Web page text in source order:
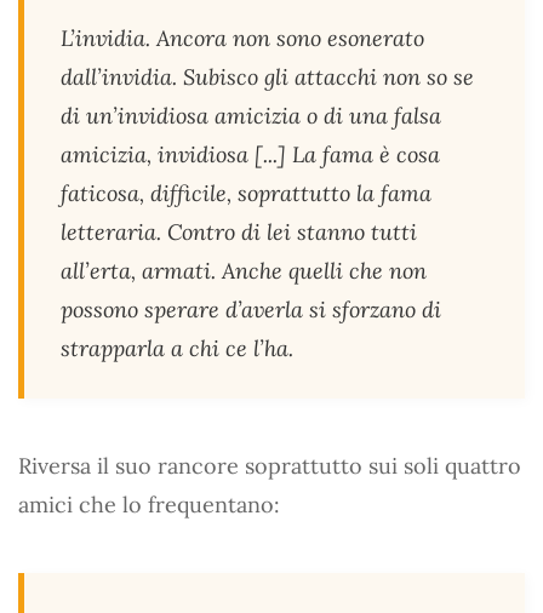
L’invidia. Ancora non sono esonerato
dall’invidia. Subisco gli attacchi non so se
di un’invidiosa amicizia o di una falsa
amicizia, invidiosa [...] La fama è cosa
faticosa, difficile, soprattutto la fama
letteraria. Contro di lei stanno tutti
all’erta, armati. Anche quelli che non
possono sperare d’averla si sforzano di
strapparla a chi ce l’ha.
Riversa il suo rancore soprattutto sui soli quattro
amici che lo frequentano: